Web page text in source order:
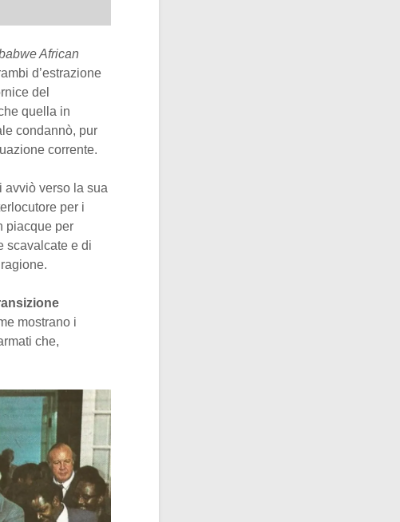
African
d’estrazione
del
quella in
condannò, pur
corrente.
avviò verso la sua
per i
piacque per
scavalcate e di
mostrano i
che,